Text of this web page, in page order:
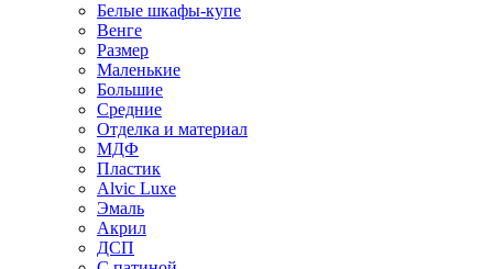
Белые шкафы-купе
Венге
Размер
Маленькие
Большие
Средние
Отделка и материал
МДФ
Пластик
Alvic Luxe
Эмаль
Акрил
ДСП